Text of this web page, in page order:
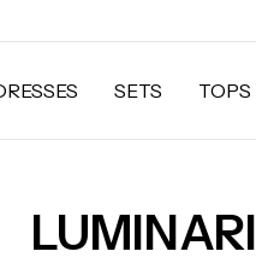
SETS TOPS
LUMINARI